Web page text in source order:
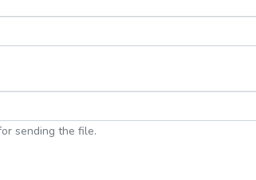
sending the file.